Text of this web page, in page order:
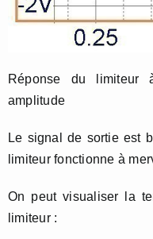
Réponse du
amplitude
Le signal de sortie est
limiteur fonctionne à
On peut visualiser la
limiteur :